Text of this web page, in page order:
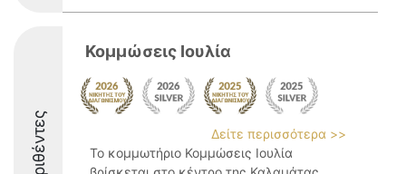
Κομμώσεις Ιουλία
Δείτε περισσότερα >>
Το κομμωτήριο Κομμώσεις Ιουλία